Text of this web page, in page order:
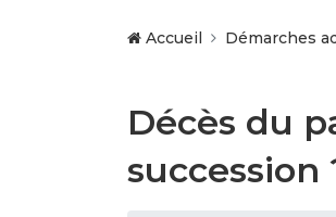
Accueil Démarches
Décès du
succession